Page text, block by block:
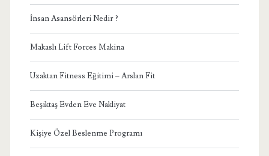
İnsan Asansörleri Nedir ?
Makaslı Lift Forces Makina
Uzaktan Fitness Eğitimi – Arslan Fit
Beşiktaş Evden Eve Nakliyat
Kişiye Özel Beslenme Programı